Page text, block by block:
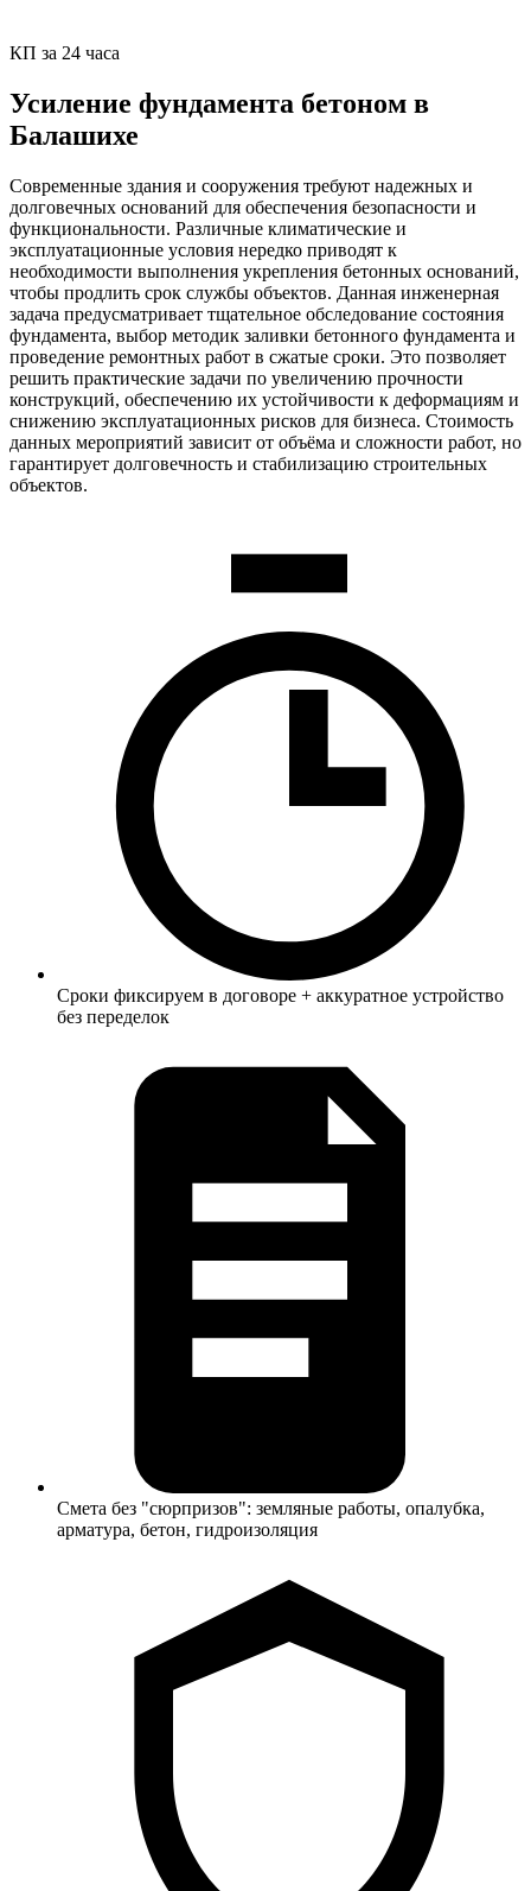
КП за 24 часа
Усиление фундамента бетоном в
Балашихе
Современные здания и сооружения требуют надежных и
долговечных оснований для обеспечения безопасности и
функциональности. Различные климатические и
эксплуатационные условия нередко приводят к
необходимости выполнения укрепления бетонных оснований,
чтобы продлить срок службы объектов. Данная инженерная
задача предусматривает тщательное обследование состояния
фундамента, выбор методик заливки бетонного фундамента и
проведение ремонтных работ в сжатые сроки. Это позволяет
решить практические задачи по увеличению прочности
конструкций, обеспечению их устойчивости к деформациям и
снижению эксплуатационных рисков для бизнеса. Стоимость
данных мероприятий зависит от объёма и сложности работ, но
гарантирует долговечность и стабилизацию строительных
объектов.
Сроки фиксируем в договоре + аккуратное устройство
без переделок
Смета без "сюрпризов": земляные работы, опалубка,
арматура, бетон, гидроизоляция